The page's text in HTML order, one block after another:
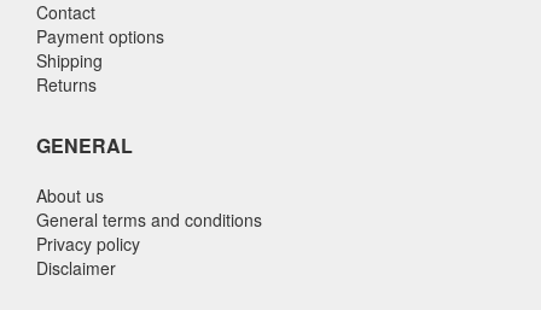
Contact
Payment options
Shipping
Returns
GENERAL
About us
General terms and conditions
Privacy policy
Disclaimer